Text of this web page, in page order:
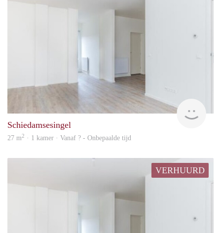
Schiedamsesingel
27 m2 · 1 kamer · Vanaf ? - Onbepaalde tijd
VERHUURD